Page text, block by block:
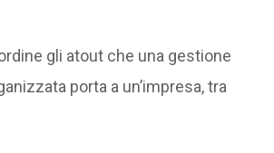
gli atout che una gestione
porta a un’impresa, tra